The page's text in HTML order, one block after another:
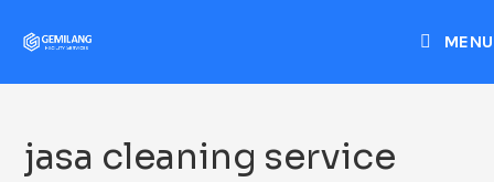
MENU
jasa cleaning service